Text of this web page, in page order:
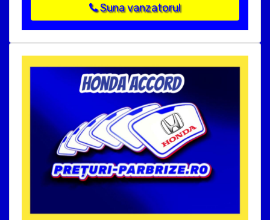
Suna vanzatorul